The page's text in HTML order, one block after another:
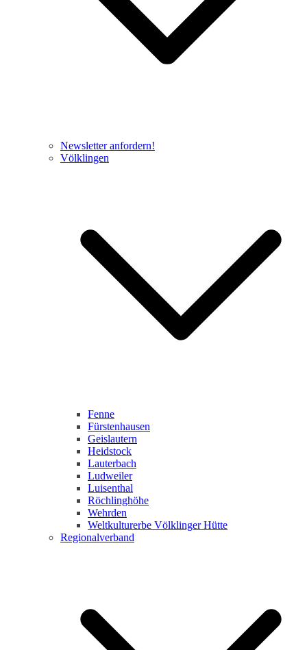
Newsletter anfordern!
Völklingen
Fenne
Fürstenhausen
Geislautern
Heidstock
Lauterbach
Ludweiler
Luisenthal
Röchlinghöhe
Wehrden
Weltkulturerbe Völklinger Hütte
Regionalverband